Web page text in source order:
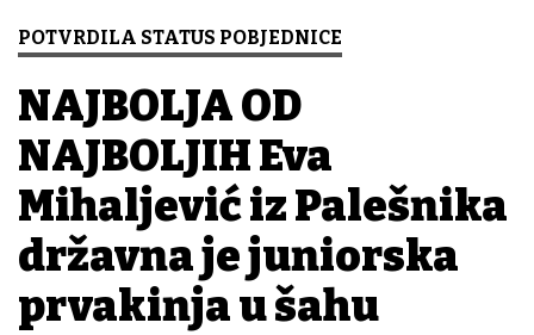
POTVRDILA STATUS POBJEDNICE
NAJBOLJA OD
NAJBOLJIH Eva
Mihaljević iz Palešnika
državna je juniorska
prvakinja u šahu